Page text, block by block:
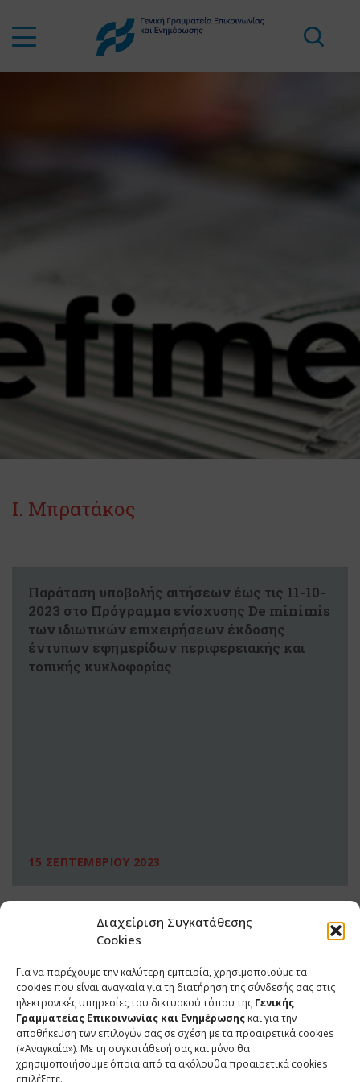
Διαχείριση Συγκατάθεσης
Cookies
Για να παρέχουμε την καλύτερη εμπειρία, χρησιμοποιούμε τα
cookies που είναι αναγκαία για τη διατήρηση της σύνδεσής σας στις
ηλεκτρονικές υπηρεσίες του δικτυακού τόπου της Γενικής
Γραμματείας Επικοινωνίας και Ενημέρωσης και για την
αποθήκευση των επιλογών σας σε σχέση με τα προαιρετικά cookies
(«Αναγκαία»). Με τη συγκατάθεσή σας και μόνο θα
χρησιμοποιήσουμε όποια από τα ακόλουθα προαιρετικά cookies
επιλέξετε.
Ι. Μπρατάκος
Παράταση υποβολής αιτήσεων έως τις 11-10-
2023 στο Πρόγραμμα ενίσχυσης De minimis
των ιδιωτικών επιχειρήσεων έκδοσης
έντυπων εφημερίδων περιφερειακής και
τοπικής κυκλοφορίας
15 ΣΕΠΤΕΜΒΡΙΟΥ 2023
ΕΠΙΚΟΙΝΩΝΙΑ